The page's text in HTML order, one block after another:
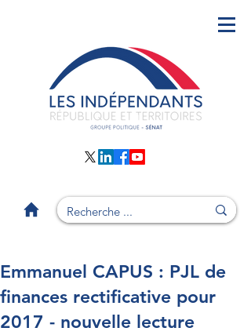
Emmanuel CAPUS : PJL de
finances rectificative pour
2017 - nouvelle lecture